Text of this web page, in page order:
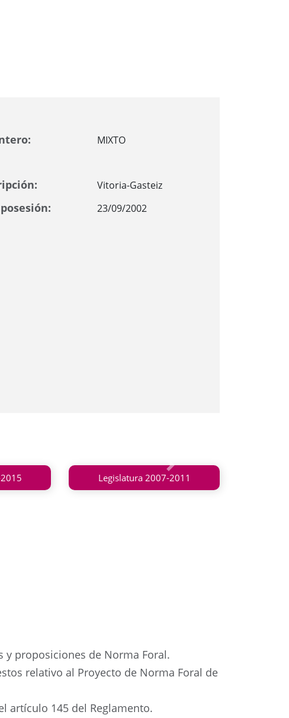
MIXTO
Vitoria-Gasteiz
23/09/2002
Siguiente
Legislatura 2007-2011
proposiciones de Norma Foral.
relativo al Proyecto de Norma Foral de
artículo 145 del Reglamento.